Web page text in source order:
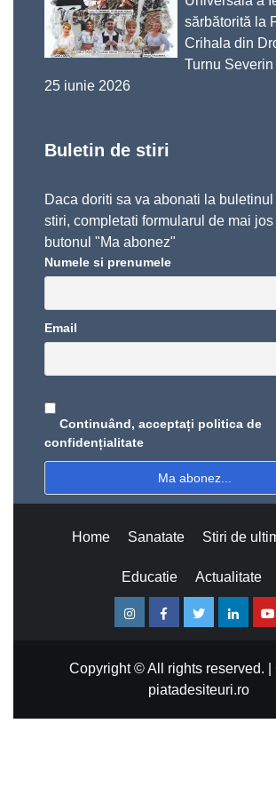
sărbătorită la
Crihala din
Turnu Severin
25 iunie 2026
Buletin de stiri
Daca doriti sa va abonati la
stiri, completati formularul de mai
butonul "Ma abonez"
Numele si prenumele
Email
Continuând, acceptați politica de
confidențialitate
Home Sanatate Stiri de
Educatie Actualitate
InstagramFacebookTwitterLinkedin
Copyright © All rights reserved.
piatadesiteuri.ro